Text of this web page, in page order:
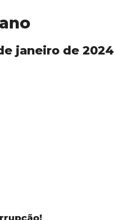
janeiro de 2024